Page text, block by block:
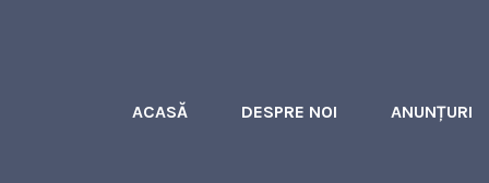
ACASĂ DESPRE NOI ANUNȚURI